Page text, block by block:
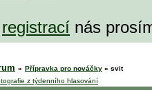
registrací nás
» Přípravka pro nováčky » svit
z týdenního hlasování